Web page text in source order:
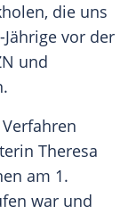
die uns
vor der
und
.
Theresa
am 1.
war und